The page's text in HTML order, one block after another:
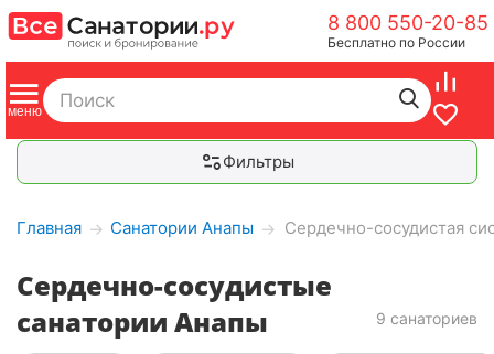
8 800 550-20-85
Бесплатно по России
Фильтры
Главная → Санатории Анапы → Сердечно-сосудистая
Сердечно-сосудистые
санатории Анапы
9 санаториев